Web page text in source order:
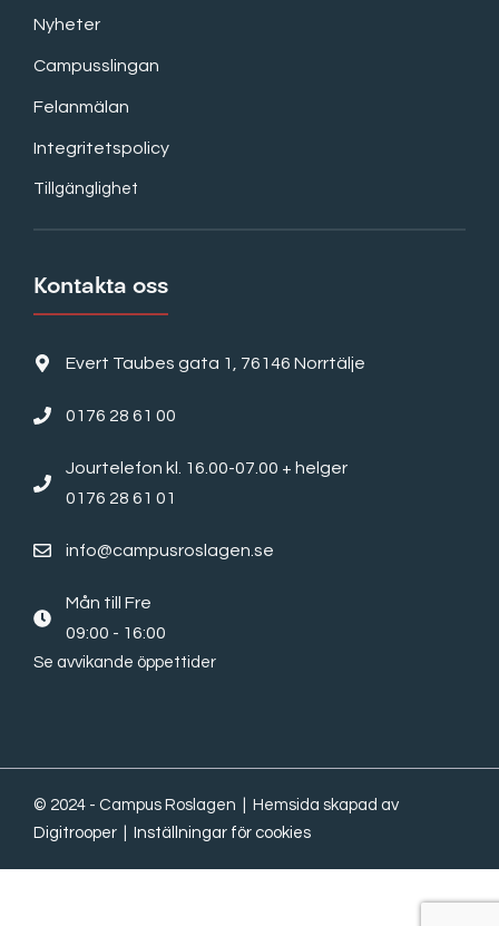
Nyheter
Campusslingan
Felanmälan
Integritetspolicy
Tillgänglighet
Kontakta oss
Evert Taubes gata 1, 76146 Norrtälje
0176 28 61 00
Jourtelefon kl. 16.00-07.00 + helger
0176 28 61 01
info@campusroslagen.se
Mån till Fre
09:00 - 16:00
Se avvikande öppettider
© 2024 - Campus Roslagen | Hemsida skapad av
Digitrooper
Inställningar för cookies